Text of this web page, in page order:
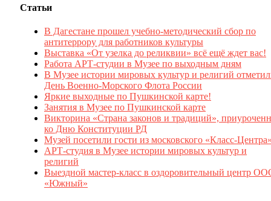
Статьи
В Дагестане прошел учебно-методический сбор по
антитеррору для работников культуры
Выставка «От узелка до реликвии» всё ещё ждет вас!
Работа АРТ-студии в Музее по выходным дням
В Музее истории мировых культур и религий
День Военно-Морского Флота России
Яркие выходные по Пушкинской карте!
Занятия в Музее по Пушкинской карте
Викторина «Страна законов и традиций»,
ко Дню Конституции РД
Музей посетили гости из московского «Класс-
АРТ-студия в Музее истории мировых культур и
религий
Выездной мастер-класс в оздоровительный центр
«Южный»